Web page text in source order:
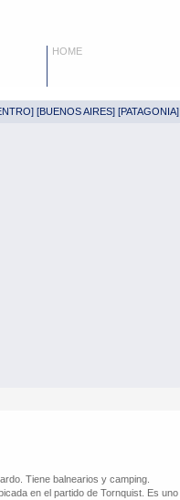
HOME
] [BUENOS AIRES] [PATAGONIA]
Tiene balnearios y camping.
en el partido de Tornquist. Es uno